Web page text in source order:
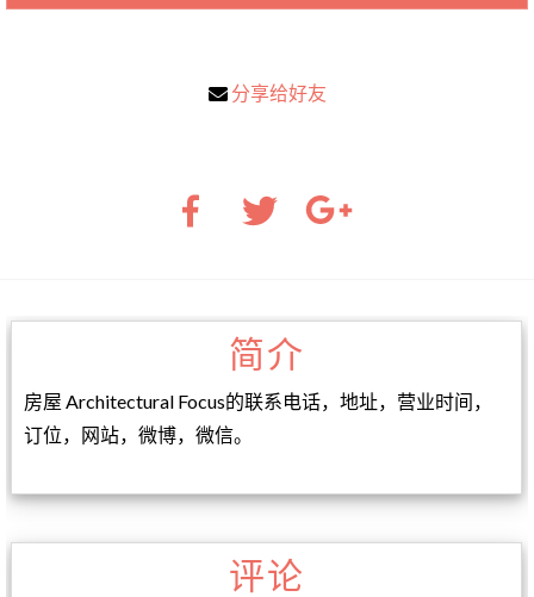
分享给好友
简介
房屋 Architectural Focus的联系电话，地址，营业时间，
订位，网站，微博，微信。
评论